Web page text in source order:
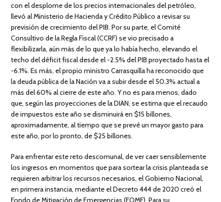
con el desplome de los precios internacionales del petróleo,
llevó al Ministerio de Hacienda y Crédito Público a revisar su
previsión de crecimiento del PIB. Por su parte, el Comité
Consultivo de la Regla Fiscal (CCRF) se vio precisado a
flexibilizarla, aún más de lo que ya lo había hecho, elevando el
techo del déficit fiscal desde el -2.5% del PIB proyectado hasta el
-6.1%. Es más, el propio ministro Carrasquilla ha reconocido que
la deuda pública de la Nación va a subir desde el 50.3% actual a
más del 60% al cierre de este año. Y no es para menos, dado
que, según las proyecciones de la DIAN, se estima que el recaudo
de impuestos este año se disminuirá en $15 billones,
aproximadamente, al tiempo que se prevé un mayor gasto para
este año, por lo pronto, de $25 billones.
Para enfrentar este reto descomunal, de ver caer sensiblemente
los ingresos en momentos que para sortear la crisis planteada se
requieren arbitrar los recursos necesarios, el Gobierno Nacional,
en primera instancia, mediante el Decreto 444 de 2020 creó el
Fondo de Mitigación de Emergencias (FOME). Para su